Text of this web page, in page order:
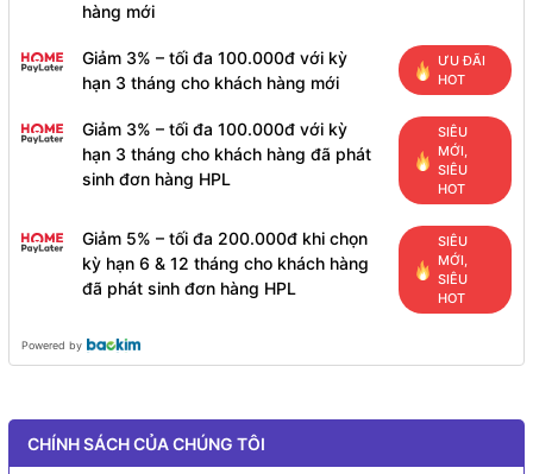
hàng mới
Giảm 3% – tối đa 100.000đ với kỳ
hạn 3 tháng cho khách hàng mới
ƯU ĐÃI
HOT
Giảm 3% – tối đa 100.000đ với kỳ
hạn 3 tháng cho khách hàng đã phát
sinh đơn hàng HPL
SIÊU
MỚI,
SIÊU
HOT
Giảm 5% – tối đa 200.000đ khi chọn
kỳ hạn 6 & 12 tháng cho khách hàng
đã phát sinh đơn hàng HPL
SIÊU
MỚI,
SIÊU
HOT
Powered by
CHÍNH SÁCH CỦA CHÚNG TÔI